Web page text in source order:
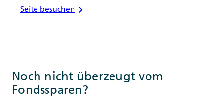
Seite besuchen chevron_right
Noch nicht überzeugt vom
Fondssparen?